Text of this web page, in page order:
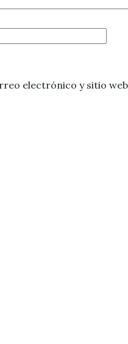
electrónico y sitio